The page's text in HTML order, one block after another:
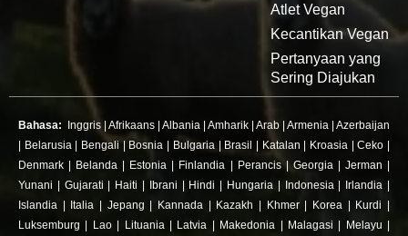
Atlet Vegan
Kecantikan Vegan
Pertanyaan yang
Sering Diajukan
Bahasa: Inggris | Afrikaans | Albania | Amharik | Arab | Armenia | Azerbaijan
| Belarusia | Bengali | Bosnia | Bulgaria | Brasil | Katalan | Kroasia |Ceko |
Denmark | Belanda | Estonia | Finlandia | Perancis| Georgia | Jerman |
Yunani | Gujarati | Haiti | Ibrani | Hindi | Hungaria | Indonesia | Irlandia |
Islandia | Italia | Jepang | Kannada | Kazakh | Khmer| Korea | Kurdi |
Luksemburg | Lao| Lituania | Latvia | Makedonia | Malagasi | Melayu |